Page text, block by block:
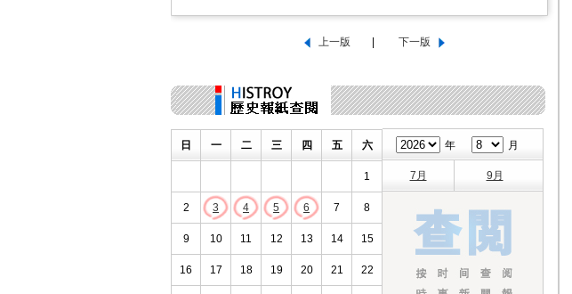
日 一 二 三 四 五 六
1
2 3 4 5 6 7 8
9 10 11 12 13 14 15
16 17 18 19 20 21 22
年 月
7月 9月